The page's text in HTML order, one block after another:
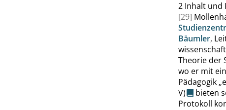
2 Inhalt und
[29]
Bäumler,
Theorie der
wo er mit
Pädagogik „
V)
bieten
Protokoll